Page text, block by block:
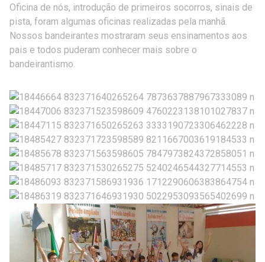
Oficina de nós, introdução de primeiros socorros, sinais de
pista, foram algumas oficinas realizadas pela manhã.
Nossos bandeirantes mostraram seus ensinamentos aos
pais e todos puderam conhecer mais sobre o
bandeirantismo.